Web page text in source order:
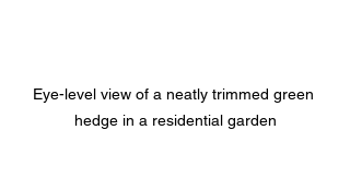
Eye-level view of a neatly trimmed green
hedge in a residential garden